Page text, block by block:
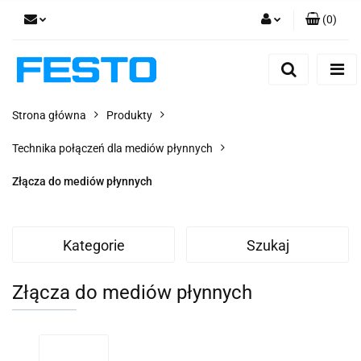
(0)
Strona główna Produkty
Technika połączeń dla mediów płynnych
Złącza do mediów płynnych
Kategorie Szukaj
Złącza do mediów płynnych